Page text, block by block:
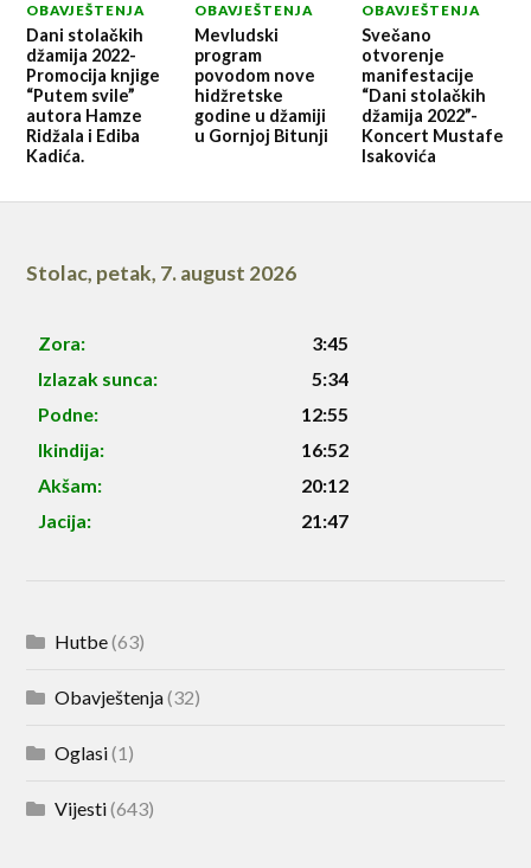
OBAVJEŠTENJA
Dani stolačkih
džamija 2022-
Promocija knjige
“Putem svile”
autora Hamze
Ridžala i Ediba
Kadića.
OBAVJEŠTENJA
Mevludski
program
povodom nove
hidžretske
godine u džamiji
u Gornjoj Bitunji
OBAVJEŠTENJA
Svečano
otvorenje
manifestacije
“Dani stolačkih
džamija 2022”-
Koncert Mustafe
Isakovića
Stolac, petak, 7. august 2026
Zora:
3:45
Izlazak sunca:
5:34
Podne:
12:55
Ikindija:
16:52
Akšam:
20:12
Jacija:
21:47
Hutbe(63)
Obavještenja(32)
Oglasi(1)
Vijesti(643)